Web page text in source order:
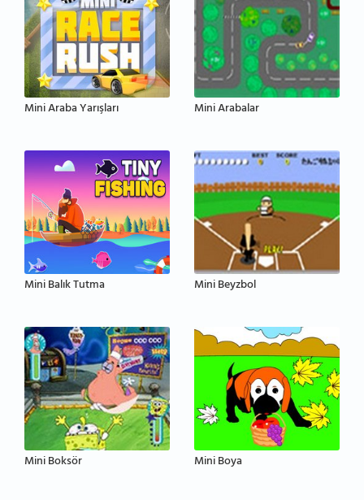
Mini Araba Yarışları Mini Arabalar
Mini Balık Tutma Mini Beyzbol
Mini Boksör Mini Boya